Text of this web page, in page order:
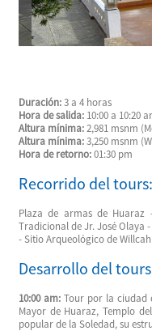
Duración:3 a 4 horas
Hora de salida: 10:00 a 10:20
Altura mínima:2,981 msnm
Altura mínima:3,250 msnm
Hora de retorno:01:30 pm
Recorrido del tours:
Plaza de armas de Huaraz
Tradicional de Jr. José Olaya
- Sitio Arqueológico de
Desarrollo del
10:00 am: Tour por la ciudad
Mayor de Huaraz, Templo
popular de la Soledad, su